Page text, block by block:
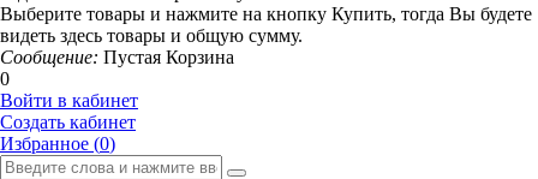
Выберите товары и нажмите на кнопку Купить, тогда Вы будете
видеть здесь товары и общую сумму.
Сообщение: Пустая Корзина
0
Войти в кабинет
Создать кабинет
Избранное (0)